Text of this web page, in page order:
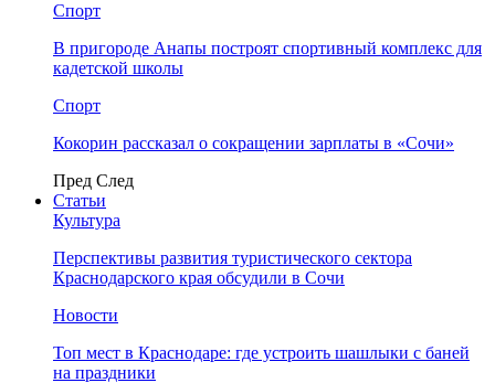
Спорт
В пригороде Анапы построят спортивный комплекс для
кадетской школы
Спорт
Кокорин рассказал о сокращении зарплаты в «Сочи»
Пред След
Статьи
Культура
Перспективы развития туристического сектора
Краснодарского края обсудили в Сочи
Новости
Топ мест в Краснодаре: где устроить шашлыки с баней
на праздники